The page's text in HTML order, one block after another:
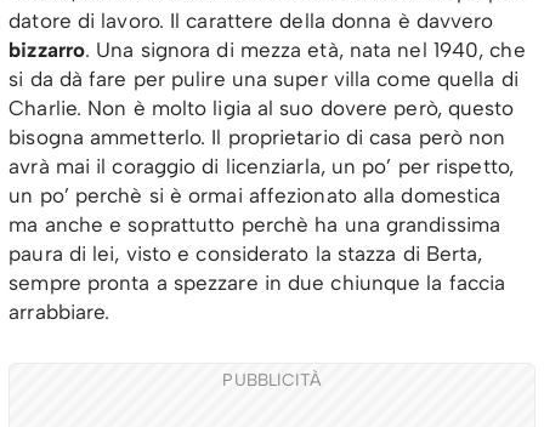
datore di lavoro. Il carattere della donna è davvero
bizzarro. Una signora di mezza età, nata nel 1940, che
si da dà fare per pulire una super villa come quella di
Charlie. Non è molto ligia al suo dovere però, questo
bisogna ammetterlo. Il proprietario di casa però non
avrà mai il coraggio di licenziarla, un po’ per rispetto,
un po’ perchè si è ormai affezionato alla domestica
ma anche e soprattutto perchè ha una grandissima
paura di lei, visto e considerato la stazza di Berta,
sempre pronta a spezzare in due chiunque la faccia
arrabbiare.
PUBBLICITÀ